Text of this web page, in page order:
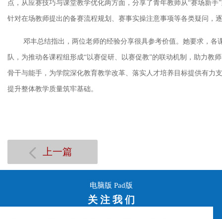
点，从应赛技巧与课堂教学优化两方面，分享了青年教师从“赛场新
针对在场教师提出的备赛流程规划、赛事实操注意事项等各类疑问，
邓丰总结指出， 两位老师的经验分享很具参考价值 。 她要求 ， 各
队 ， 为推动各课程组形成“以赛促研、以赛促教”的联动机制，助力教
骨干与能手 ， 为学院深化教育教学改革、落实人才培养目标提供有力
提升整体教学质量筑牢基础 。
上一篇
电脑版 Pad版
关 注 我 们